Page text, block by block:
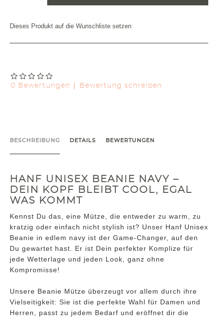
0 Bewertungen | Bewertung schreiben
Dieses Produkt auf die Wunschliste setzen
BESCHREIBUNG DETAILS BEWERTUNGEN
HANF UNISEX BEANIE NAVY –
DEIN KOPF BLEIBT COOL, EGAL
WAS KOMMT
Kennst Du das, eine Mütze, die entweder zu warm, zu
kratzig oder einfach nicht stylish ist? Unser Hanf Unisex
Beanie in edlem navy ist der Game-Changer, auf den
Du gewartet hast. Er ist Dein perfekter Komplize für
jede Wetterlage und jeden Look, ganz ohne
Kompromisse!
Unsere Beanie Mütze überzeugt vor allem durch ihre
Vielseitigkeit: Sie ist die perfekte Wahl für Damen und
Herren, passt zu jedem Bedarf und eröffnet dir die